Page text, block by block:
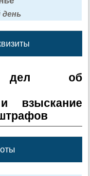
дел об
взыскание